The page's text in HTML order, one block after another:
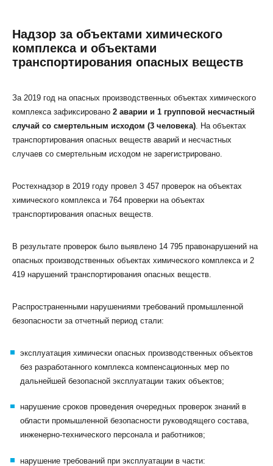
Надзор за объектами химического
комплекса и объектами
транспортирования опасных веществ
За 2019 год на опасных производственных объектах химического
комплекса зафиксировано 2 аварии и 1 групповой несчастный
случай со смертельным исходом (3 человека) . На объектах
транспортирования опасных веществ аварий и несчастных
случаев со смертельным исходом не зарегистрировано.
Ростехнадзор в 2019 году провел 3 457 проверок на объектах
химического комплекса и 764 проверки на объектах
транспортирования опасных веществ.
В результате проверок было выявлено 14 795 правонарушений на
опасных производственных объектах химического комплекса и 2
419 нарушений транспортирования опасных веществ.
Распространенными нарушениями требований промышленной
безопасности за отчетный период стали:
эксплуатация химически опасных производственных объектов
без разработанного комплекса компенсационных мер по
дальнейшей безопасной эксплуатации таких объектов;
нарушение сроков проведения очередных проверок знаний в
области промышленной безопасности руководящего состава,
инженерно-технического персонала и работников;
нарушение требований при эксплуатации в части: